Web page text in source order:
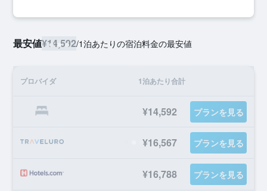
最安値¥14,592/1泊あたりの宿泊料金の最安値
プロバイダ 1泊あたり合計
¥14,592 プランを見る
¥16,567 プランを見る
¥16,788 プランを見る